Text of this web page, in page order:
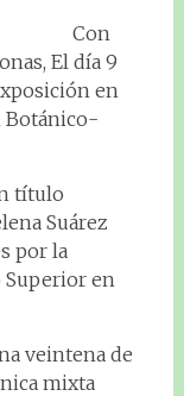
Con
El día 9
en
Botánico-
título
Suárez
por la
Superior en
veintena de
mixta